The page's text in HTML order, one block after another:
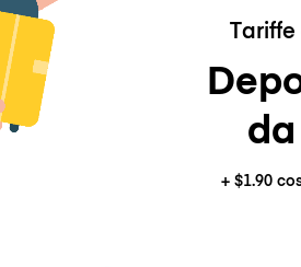
da
+ $1.90